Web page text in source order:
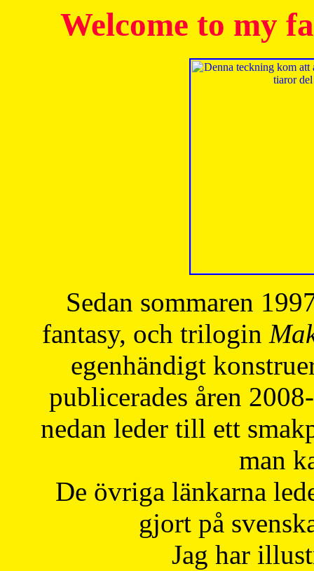
Welcome to my
Sedan sommaren
fantasy, och trilogin
egenhändigt
publicerades åren
nedan leder till ett
man
De övriga länkarna
gjort på
Jag har